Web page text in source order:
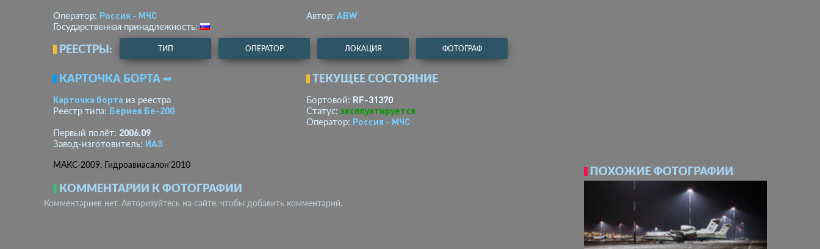
Оператор: Россия - МЧС
Государственная принадлежность:
Автор: ABW
РЕЕСТРЫ: ТИП ОПЕРАТОР ЛОКАЦИЯ ФОТОГРАФ
КАРТОЧКА БОРТА ➦
Карточка борта из реестра
Реестр типа: Бериев Бе-200
Первый полёт: 2006.09
Завод-изготовитель: ИАЗ
ТЕКУЩЕЕ СОСТОЯНИЕ
Бортовой: RF-31370
Статус: эксплуатируется
Оператор: Россия - МЧС
МАКС-2009, Гидроавиасалон'2010
КОММЕНТАРИИ К ФОТОГРАФИИ
Комментариев нет. Авторизуйтесь на сайте, чтобы добавить комментарий.
ПОХОЖИЕ ФОТОГРАФИИ